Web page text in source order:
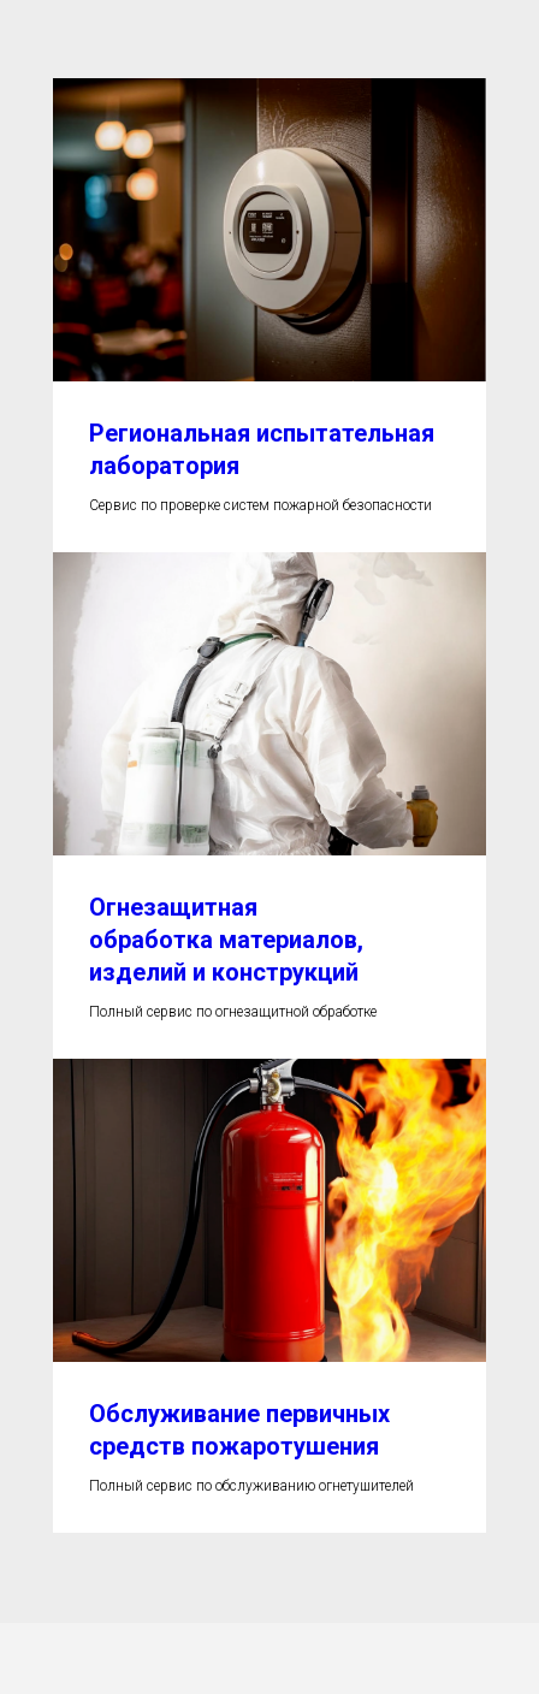
Региональная испытательная
лаборатория
Сервис по проверке систем пожарной безопасности
Огнезащитная
обработка материалов,
изделий и конструкций
Полный сервис по огнезащитной обработке
Обслуживание первичных
средств пожаротушения
Полный сервис по обслуживанию огнетушителей